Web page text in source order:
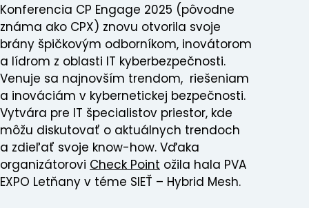
Konferencia CP Engage 2025 (pôvodne
známa ako CPX) znovu otvorila svoje
brány špičkovým odborníkom, inovátorom
a lídrom z oblasti IT kyberbezpečnosti.
Venuje sa najnovším trendom, riešeniam
a inováciám v kybernetickej bezpečnosti.
Vytvára pre IT špecialistov priestor, kde
môžu diskutovať o aktuálnych trendoch
a zdieľať svoje know-how. Vďaka
organizátorovi Check Point ožila hala PVA
EXPO Letňany v téme SIEŤ – Hybrid Mesh.